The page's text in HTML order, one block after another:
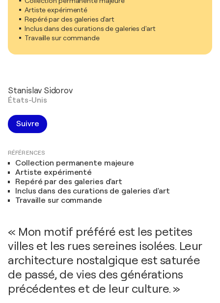
Artiste expérimenté
Repéré par des galeries d'art
Inclus dans des curations de galeries d'art
Travaille sur commande
Stanislav Sidorov
États-Unis
Suivre
RÉFÉRENCES
Collection permanente majeure
Artiste expérimenté
Repéré par des galeries d'art
Inclus dans des curations de galeries d'art
Travaille sur commande
« Mon motif préféré est les petites
villes et les rues sereines isolées. Leur
architecture nostalgique est saturée
de passé, de vies des générations
précédentes et de leur culture. »